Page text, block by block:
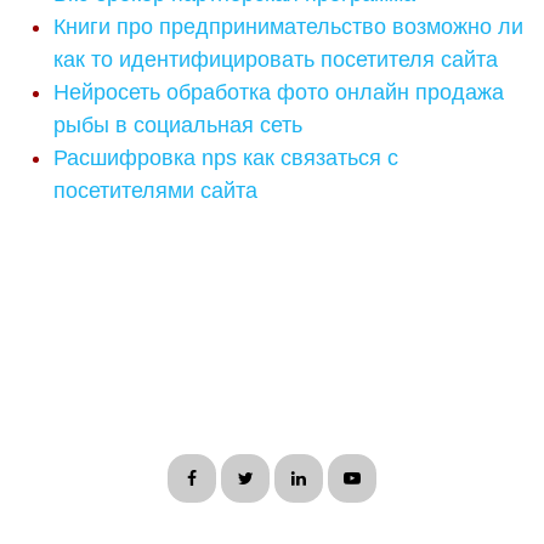
Книги про предпринимательство возможно ли
как то идентифицировать посетителя сайта
Нейросеть обработка фото онлайн продажа
рыбы в социальная сеть
Расшифровка nps как связаться с
посетителями сайта